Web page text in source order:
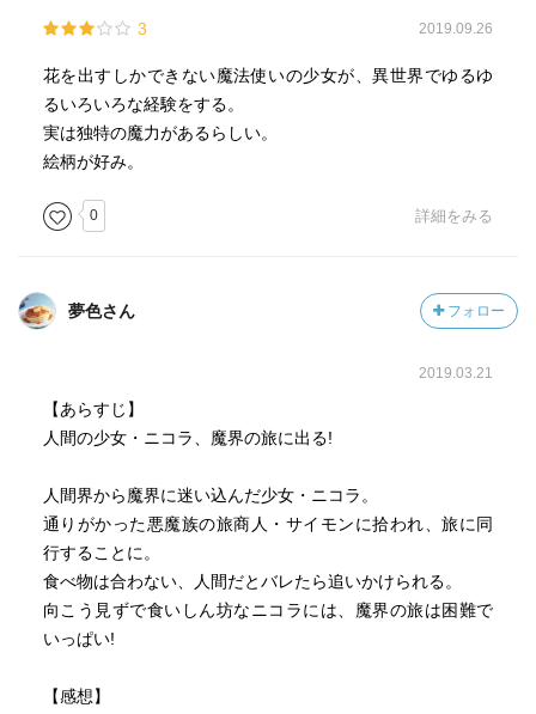
3 2019.09.26
花を出すしかできない魔法使いの少女が、異世界でゆるゆ
るいろいろな経験をする。
実は独特の魔力があるらしい。
絵柄が好み。
0 詳細をみる
夢色さん フォロー
2019.03.21
【あらすじ】
人間の少女・ニコラ、魔界の旅に出る!
人間界から魔界に迷い込んだ少女・ニコラ。
通りがかった悪魔族の旅商人・サイモンに拾われ、旅に同
行することに。
食べ物は合わない、人間だとバレたら追いかけられる。
向こう見ずで食いしん坊なニコラには、魔界の旅は困難で
いっぱい!
【感想】